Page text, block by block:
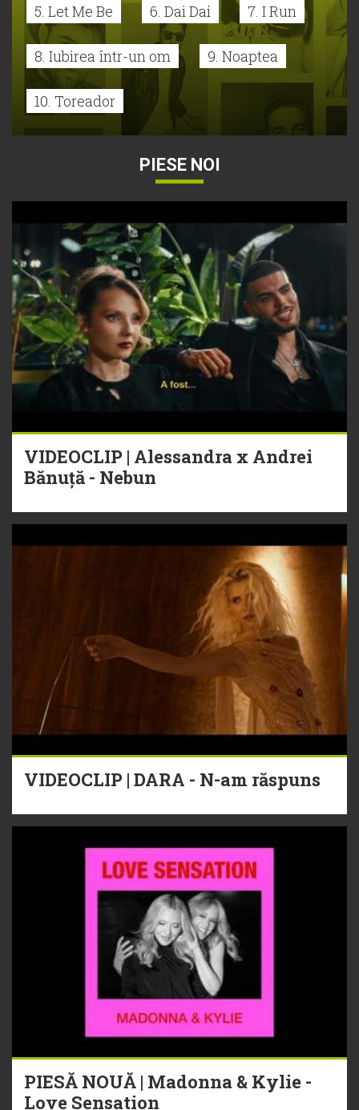
5. Let Me Be 6. Dai Dai 7. I Run
8. Iubirea într-un om 9. Noaptea
10. Toreador
PIESE NOI
VIDEOCLIP | Alessandra x Andrei
Bănuță - Nebun
VIDEOCLIP | DARA - N-am răspuns
PIESĂ NOUĂ | Madonna & Kylie -
Love Sensation